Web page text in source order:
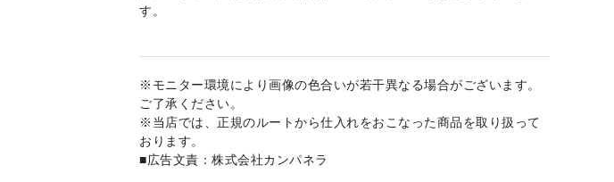
す。
※モニター環境により画像の色合いが若干異なる場合がございます。
ご了承ください。
※当店では、正規のルートから仕入れをおこなった商品を取り扱って
おります。
■広告文責：株式会社カンパネラ